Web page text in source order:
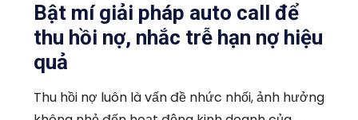
Bật mí giải pháp auto call để
thu hồi nợ, nhắc trễ hạn nợ hiệu
quả
Thu hồi nợ luôn là vấn đề nhức nhối, ảnh hưởng